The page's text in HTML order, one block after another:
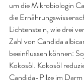
um die Mikrobiologin
die
Lichtenstein, wie drei
Zahl von Candida
beeinflussen können:
Kokosöl. Kokosöl
Candida-Pilze im